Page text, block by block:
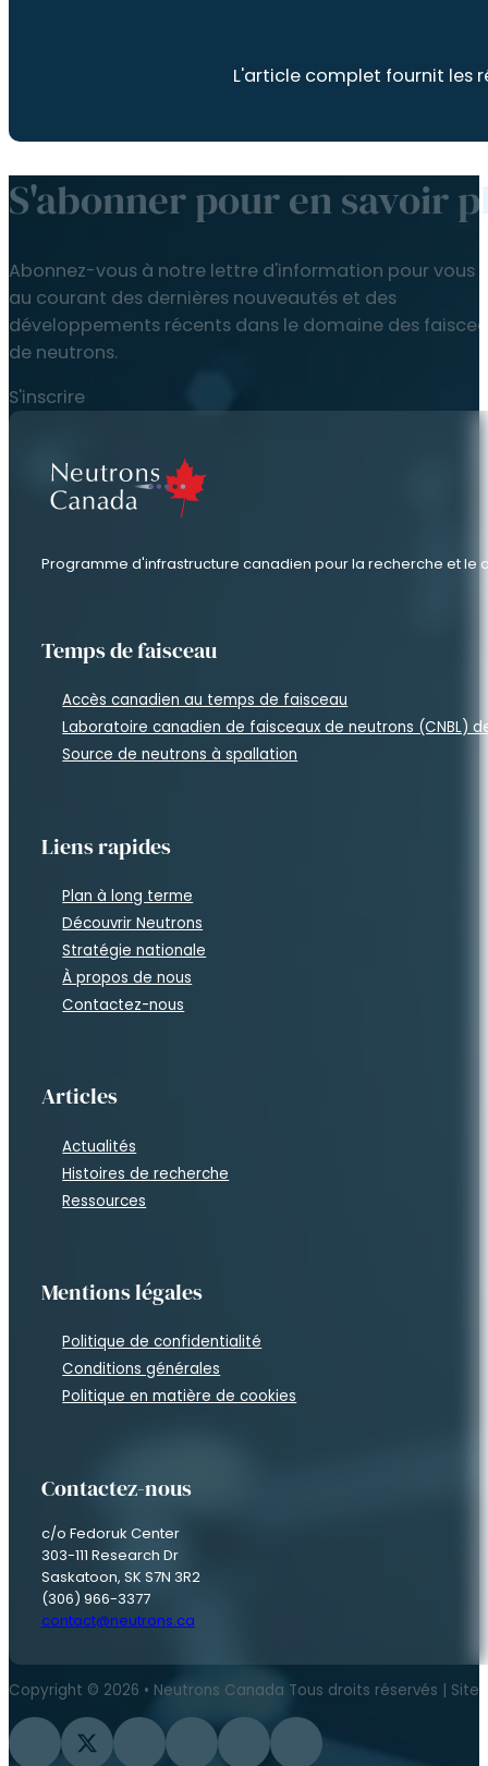
L'article complet fournit les
S'abonner pour en savoir
Abonnez-vous à notre lettre d'information pour vous
au courant des dernières nouveautés et des
développements récents dans le domaine des
de neutrons.
S'inscrire
Programme d'infrastructure canadien pour la recherche et
Temps de faisceau
Accès canadien au temps de faisceau
Laboratoire canadien de faisceaux de neutrons (CNBL)
Source de neutrons à spallation
Liens rapides
Plan à long terme
Découvrir Neutrons
Stratégie nationale
À propos de nous
Contactez-nous
Articles
Actualités
Histoires de recherche
Ressources
Mentions légales
Politique de confidentialité
Conditions générales
Politique en matière de cookies
Contactez-nous
c/o Fedoruk Center
303-111 Research Dr
Saskatoon, SK S7N 3R2
(306) 966-3377
contact@neutrons.ca
Copyright © 2026 • Neutrons Canada Tous droits réservés |
Suivez-nous sur Facebook
Suivez-nous sur Twitter
Suivez-nous sur Instagram
Suivre sur YouTube
Suivez-nous sur Flickr
Suivez-nous sur LinkedIn